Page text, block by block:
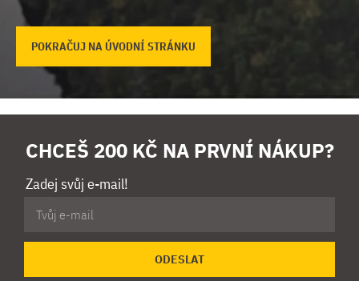
POKRAČUJ NA ÚVODNÍ STRÁNKU
CHCEŠ 200 KČ NA PRVNÍ NÁKUP?
Zadej svůj e-mail!
ODESLAT